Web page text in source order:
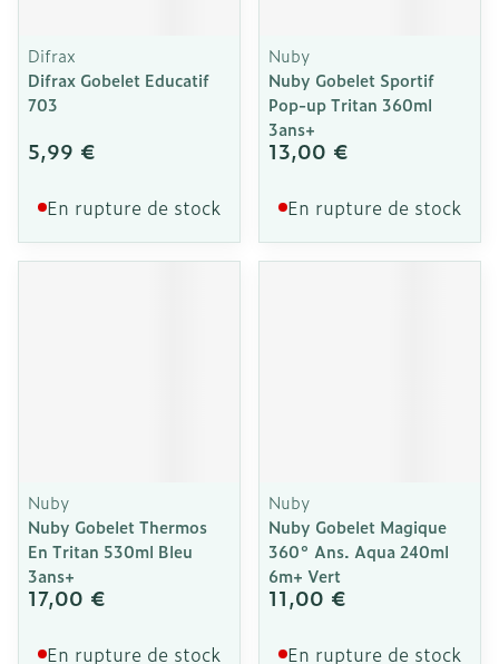
Difrax
Difrax Gobelet Educatif
703
5,99 €
En rupture de stock
Nuby
Nuby Gobelet Sportif
Pop-up Tritan 360ml
3ans+
13,00 €
En rupture de stock
Nuby
Nuby Gobelet Thermos
En Tritan 530ml Bleu
3ans+
17,00 €
En rupture de stock
Nuby
Nuby Gobelet Magique
360° Ans. Aqua 240ml
6m+ Vert
11,00 €
En rupture de stock